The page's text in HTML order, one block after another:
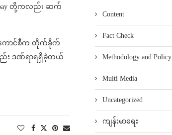
တို့ကလည်း ဆက်
ကောင်စီက တိုက်ခိုက်
နည်း ဒဏ်ရာရရှိခဲ့တယ်
Content
Fact Check
Methodology and Policy
Multi Media
Uncategorized
ကျန်းမာရေး